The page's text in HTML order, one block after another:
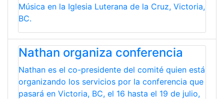
Música en la Iglesia Luterana de la Cruz, Victoria,
BC.
Nathan organiza conferencia
Nathan es el co-presidente del comité quien está
organizando los servicios por la conferencia que
pasará en Victoria, BC, el 16 hasta el 19 de julio,